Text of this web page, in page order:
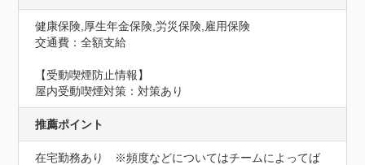
健康保険,厚生年金保険,労災保険,雇用保険
交通費：全額支給
【受動喫煙防止情報】
屋内受動喫煙対策：対策あり
推薦ポイント
在宅勤務あり　※頻度などについてはチームによってば